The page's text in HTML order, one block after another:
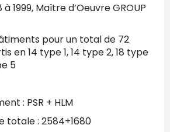
1999, Maître d’Oeuvre GROUP
pour un total de 72
en 14 type 1, 14 type 2, 18 type
5
: PSR + HLM
totale : 2584+1680